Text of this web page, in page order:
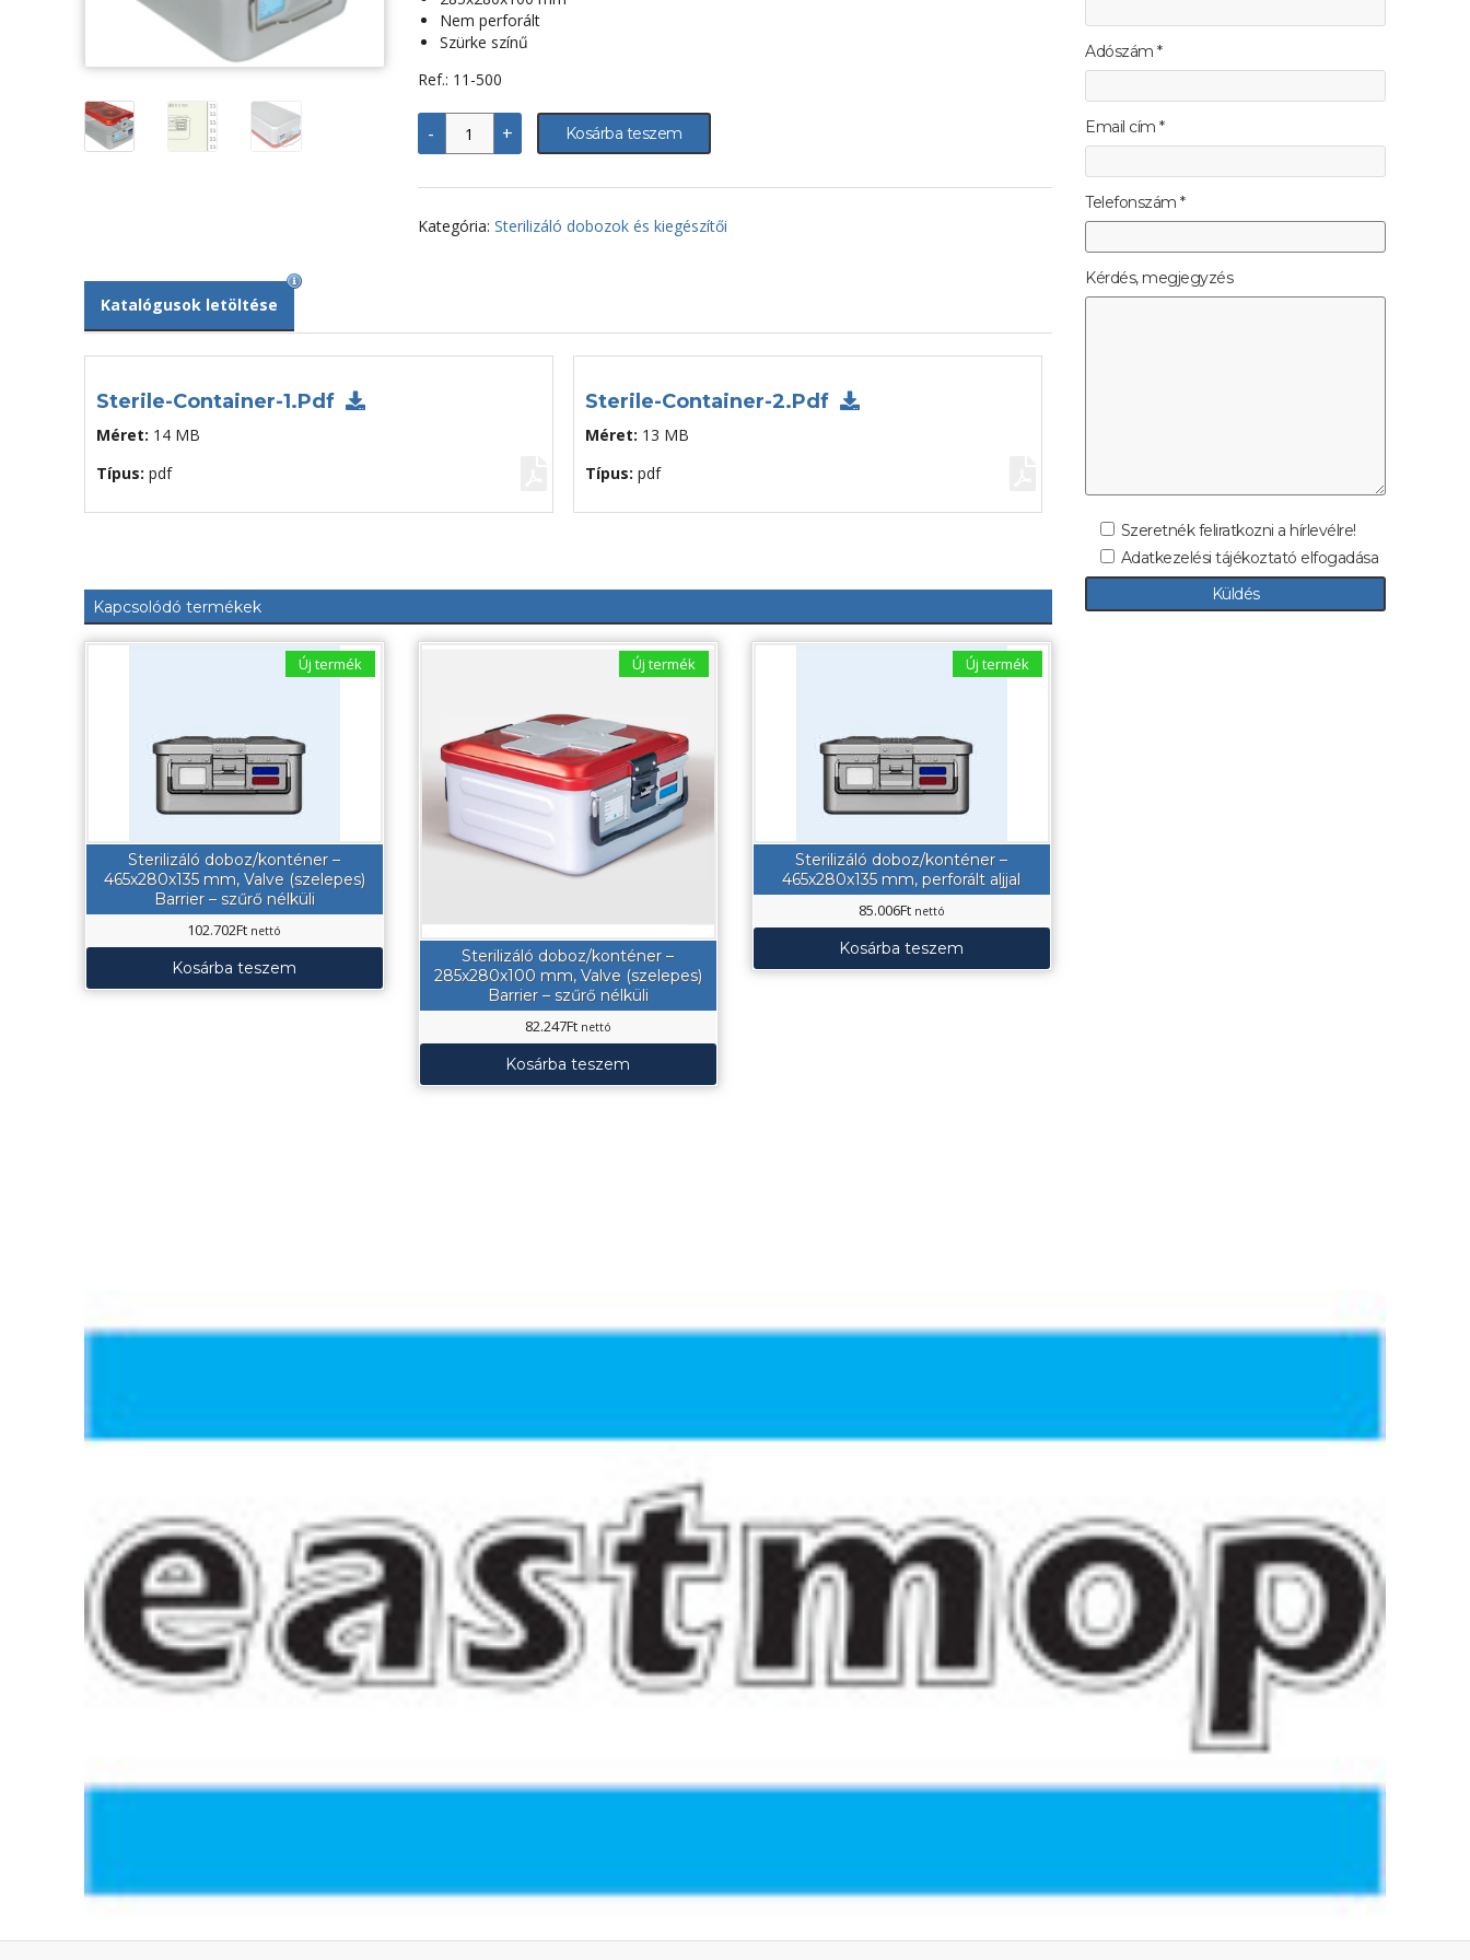
Nem perforált
Szürke színű
Ref.: 11-500
-
Bio
Barrier
sterilizáló
285x280x100
nem
+ Kosárba teszem
Kategória: Sterilizáló dobozok és kiegészítői
Katalógusok letöltése
Sterile-Container-1.pdf
Méret: 14 MB
Típus: pdf
Sterile-Container-2.pdf
Méret: 13 MB
Típus: pdf
Kapcsolódó termékek
Új termék
Sterilizáló doboz/konténer –
465x280x135 mm, Valve (szelepes)
Barrier – szűrő nélküli
102.702Ft nettó
Kosárba teszem
Új termék
Sterilizáló doboz/konténer –
285x280x100 mm, Valve (szelepes)
Barrier – szűrő nélküli
82.247Ft nettó
Kosárba teszem
Új termék
Sterilizáló doboz/konténer –
465x280x135 mm, perforált aljjal
85.006Ft nettó
Kosárba teszem
Adószám *
Email cím *
Telefonszám *
Kérdés, megjegyzés
Szeretnék feliratkozni a hírlevélre!
Adatkezelési tájékoztató elfogadása